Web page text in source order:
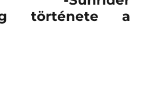
története a